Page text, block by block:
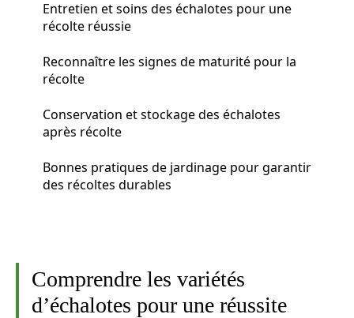
Entretien et soins des échalotes pour une
récolte réussie
Reconnaître les signes de maturité pour la
récolte
Conservation et stockage des échalotes
après récolte
Bonnes pratiques de jardinage pour garantir
des récoltes durables
Comprendre les variétés
d’échalotes pour une réussite